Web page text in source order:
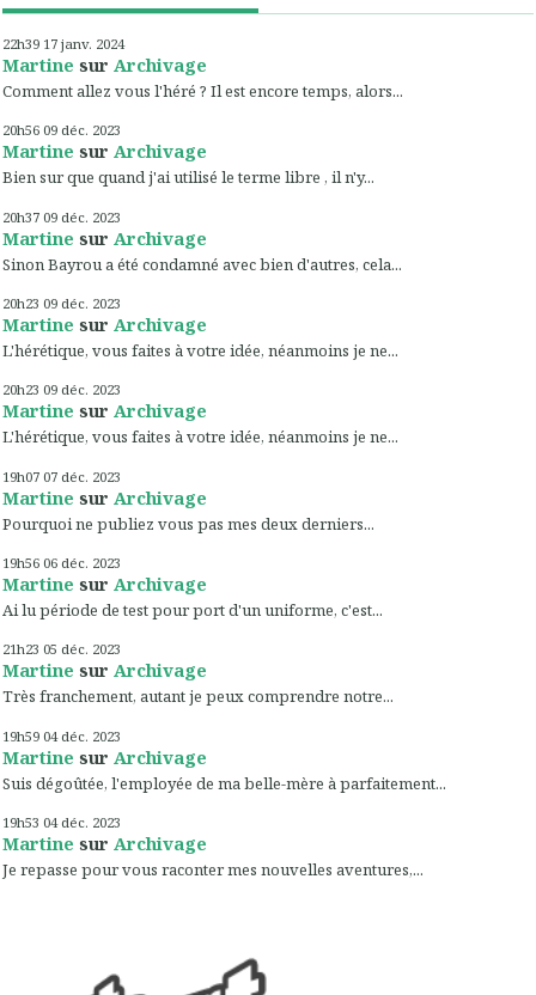
22h39 17 janv. 2024
Martine sur Archivage
Comment allez vous l'héré ? Il est encore temps, alors...
20h56 09 déc. 2023
Martine sur Archivage
Bien sur que quand j'ai utilisé le terme libre , il n'y...
20h37 09 déc. 2023
Martine sur Archivage
Sinon Bayrou a été condamné avec bien d'autres, cela...
20h23 09 déc. 2023
Martine sur Archivage
L'hérétique, vous faites à votre idée, néanmoins je ne...
20h23 09 déc. 2023
Martine sur Archivage
L'hérétique, vous faites à votre idée, néanmoins je ne...
19h07 07 déc. 2023
Martine sur Archivage
Pourquoi ne publiez vous pas mes deux derniers...
19h56 06 déc. 2023
Martine sur Archivage
Ai lu période de test pour port d'un uniforme, c'est...
21h23 05 déc. 2023
Martine sur Archivage
Très franchement, autant je peux comprendre notre...
19h59 04 déc. 2023
Martine sur Archivage
Suis dégoûtée, l'employée de ma belle-mère à parfaitement...
19h53 04 déc. 2023
Martine sur Archivage
Je repasse pour vous raconter mes nouvelles aventures,...